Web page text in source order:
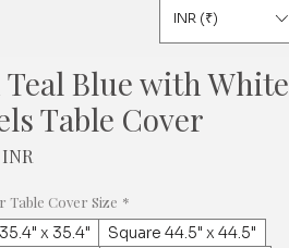
INR (₹)
Teal Blue with White
Table Cover
Table Cover Size *
x 35.4"
Square 44.5" x 44.5"